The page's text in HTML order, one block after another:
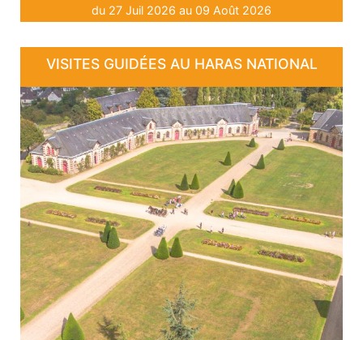
du 27 Juil 2026 au 09 Août 2026
VISITES GUIDÉES AU HARAS NATIONAL